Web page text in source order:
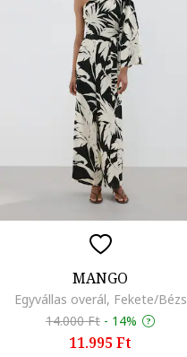
MANGO
Egyvállas overál, Fekete/Bézs
14.000 Ft - 14%
11.995 Ft